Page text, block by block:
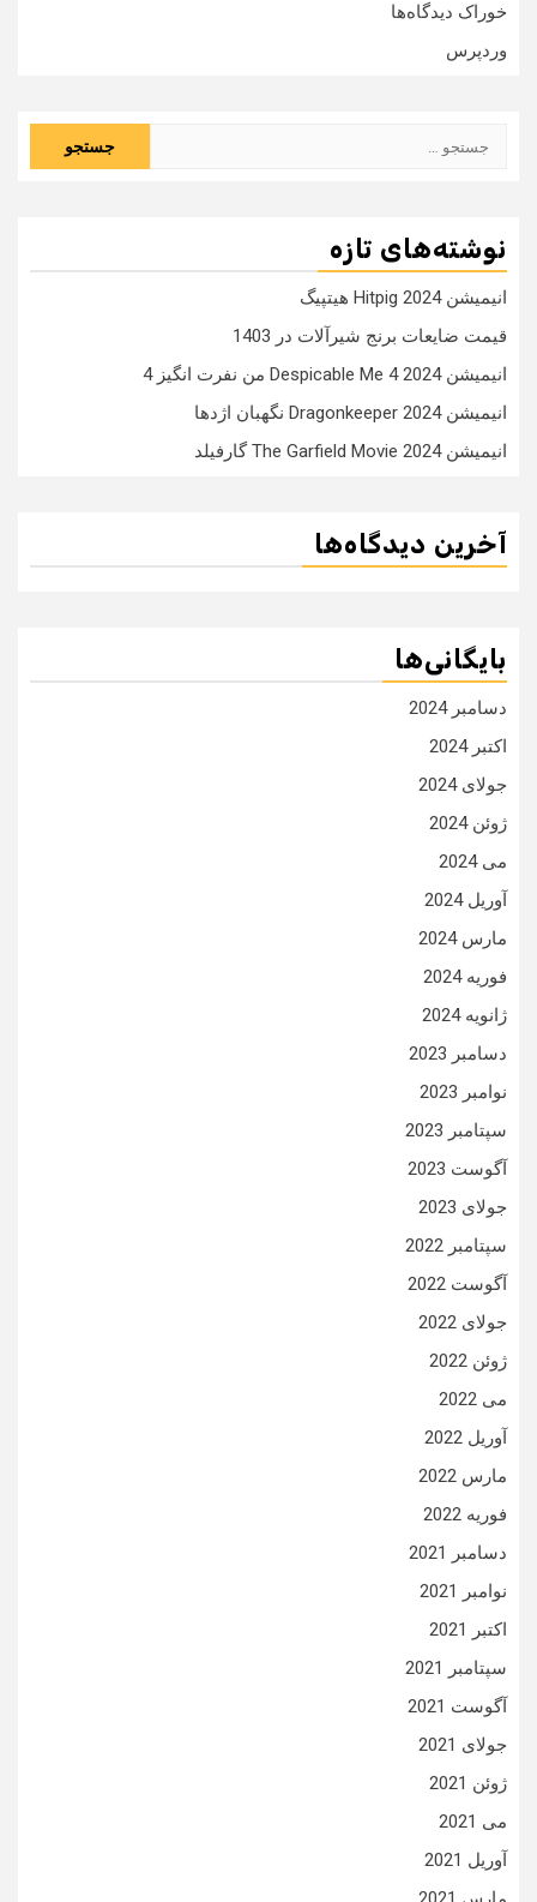
خوراک دیدگاه‌ها
وردپرس
نوشته‌های تازه
انیمیشن Hitpig 2024 هیتپیگ
قیمت ضایعات برنج شیرآلات در 1403
انیمیشن Despicable Me 4 2024 من نفرت انگیز 4
انیمیشن Dragonkeeper 2024 نگهبان اژدها
انیمیشن The Garfield Movie 2024 گارفیلد
آخرین دیدگاه‌ها
بایگانی‌ها
دسامبر 2024
اکتبر 2024
جولای 2024
ژوئن 2024
می 2024
آوریل 2024
مارس 2024
فوریه 2024
ژانویه 2024
دسامبر 2023
نوامبر 2023
سپتامبر 2023
آگوست 2023
جولای 2023
سپتامبر 2022
آگوست 2022
جولای 2022
ژوئن 2022
می 2022
آوریل 2022
مارس 2022
فوریه 2022
دسامبر 2021
نوامبر 2021
اکتبر 2021
سپتامبر 2021
آگوست 2021
جولای 2021
ژوئن 2021
می 2021
آوریل 2021